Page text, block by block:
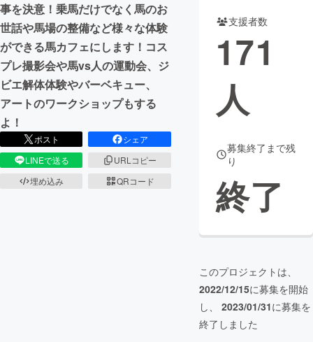
事を決意！乗馬だけでなく馬のお
世話や馬場の整備など様々な体験
ができる馬カフェにします！コス
プレ撮影会や馬vs人の運動会、ジ
ビエ解体体験やバーベキュー、
アートのワークショップもする
よ！
ポスト
シェア
LINEで送る
URLコピー
埋め込み
QRコード
支援者数
171
人
募集終了まで残
り
終了
このプロジェクトは、
2022/12/15に募集を開始
し、 2023/01/31に募集を
終了しました